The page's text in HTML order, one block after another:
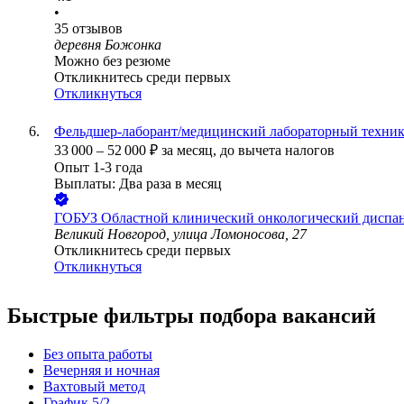
•
35 отзывов
деревня Божонка
Можно без резюме
Откликнитесь среди первых
Откликнуться
Фельдшер-лаборант/медицинский лабораторный техник
33 000 – 52 000 ₽ за месяц, до вычета налогов
Опыт 1-3 года
Выплаты: Два раза в месяц
ГОБУЗ Областной клинический онкологический
Великий Новгород, улица Ломоносова, 27
Откликнитесь среди первых
Откликнуться
Быстрые фильтры подбора вакансий
Без опыта работы
Вечерняя и ночная
Вахтовый метод